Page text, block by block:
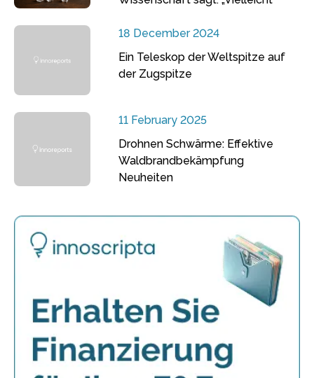
18 December 2024
Ein Teleskop der Weltspitze auf
der Zugspitze
11 February 2025
Drohnen Schwärme: Effektive
Waldbrandbekämpfung
Neuheiten